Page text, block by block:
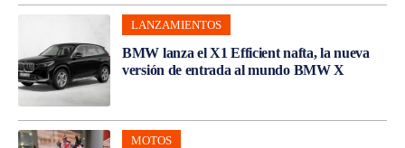
LANZAMIENTOS
BMW lanza el X1 Efficient nafta, la nueva
versión de entrada al mundo BMW X
MOTOS